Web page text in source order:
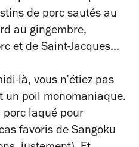
de porc sautés au
au gingembre,
et de Saint-Jacques...
là, vous n’étiez pas
un poil monomaniaque.
porc laqué pour
favoris de Sangoku